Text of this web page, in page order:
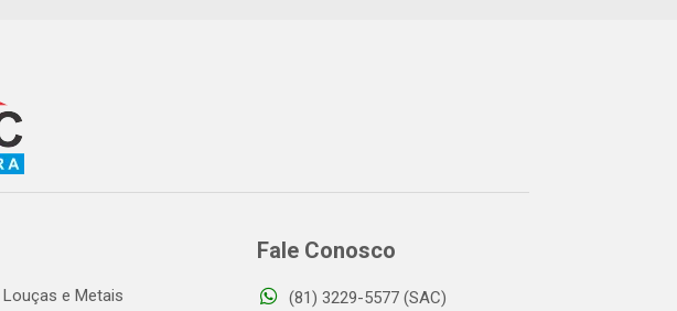
Louças e Metais
Fale Conosco
(81) 3229-5577 (SAC)